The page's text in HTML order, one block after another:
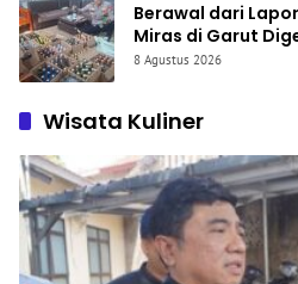
Berawal dari
Miras di Garut
Disita, Pedagang
8 Agustus 2026
Wisata Kuliner